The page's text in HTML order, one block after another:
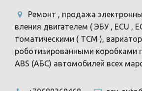
Ремонт , продажа
вления двигателем ( ЭБУ , ECU ,
томатическими ( TCM ),
роботизированными коробками
ABS (АБС) автомобилей всех